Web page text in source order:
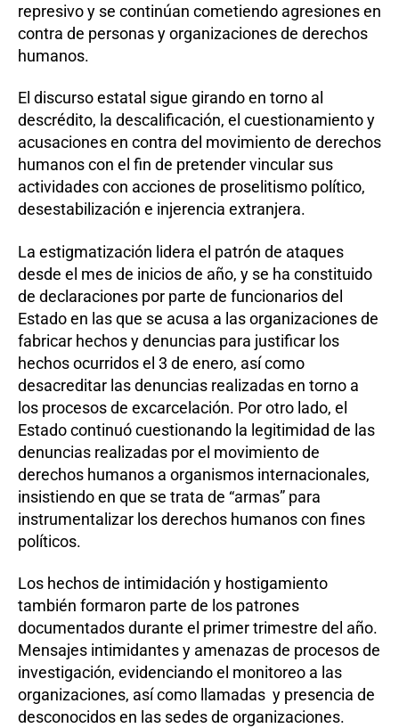
represivo y se continúan cometiendo agresiones en
contra de personas y organizaciones de derechos
humanos.
El discurso estatal sigue girando en torno al
descrédito, la descalificación, el cuestionamiento y
acusaciones en contra del movimiento de derechos
humanos con el fin de pretender vincular sus
actividades con acciones de proselitismo político,
desestabilización e injerencia extranjera.
La estigmatización lidera el patrón de ataques
desde el mes de inicios de año, y se ha constituido
de declaraciones por parte de funcionarios del
Estado en las que se acusa a las organizaciones de
fabricar hechos y denuncias para justificar los
hechos ocurridos el 3 de enero, así como
desacreditar las denuncias realizadas en torno a
los procesos de excarcelación. Por otro lado, el
Estado continuó cuestionando la legitimidad de las
denuncias realizadas por el movimiento de
derechos humanos a organismos internacionales,
insistiendo en que se trata de “armas” para
instrumentalizar los derechos humanos con fines
políticos.
Los hechos de intimidación y hostigamiento
también formaron parte de los patrones
documentados durante el primer trimestre del año.
Mensajes intimidantes y amenazas de procesos de
investigación, evidenciando el monitoreo a las
organizaciones, así como llamadas y presencia de
desconocidos en las sedes de organizaciones.